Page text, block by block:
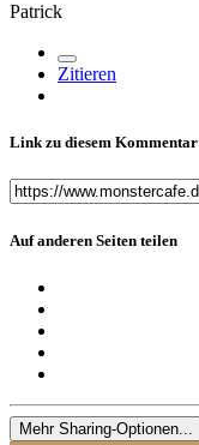
Patrick
Zitieren
Link zu diesem Kommentar
Auf anderen Seiten teilen
Mehr Sharing-Optionen...